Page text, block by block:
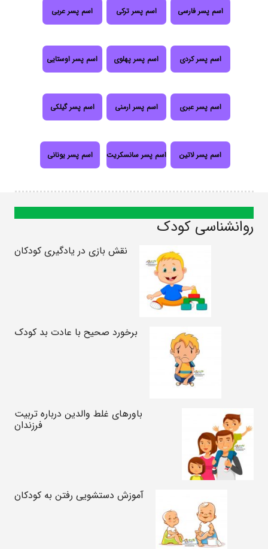
اسم پسر فارسی اسم پسر ترکی اسم پسر عربی
اسم پسر کردی اسم پسر پهلوی اسم پسر اوستایی
اسم پسر عبری اسم پسر ارمنی اسم پسر گیلکی
اسم پسر لاتین اسم پسر سانسکریت اسم پسر یونانی
روانشناسی کودک
نقش بازی در یادگیری کودکان
برخورد صحیح با عادت بد کودک
باورهای غلط والدین درباره تربیت
فرزندان
آموزش دستشویی رفتن به کودکان